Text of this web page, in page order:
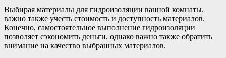
Выбирая материалы для гидроизоляции ванной комнаты,
важно также учесть стоимость и доступность материалов.
Конечно, самостоятельное выполнение гидроизоляции
позволяет сэкономить деньги, однако важно также обратить
внимание на качество выбранных материалов.